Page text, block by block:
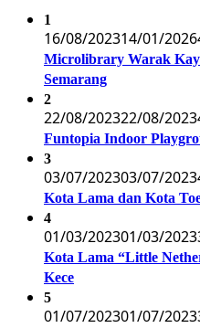
1
16/08/202314/01/2026
Microlibrary Warak
Semarang
2
22/08/202322/08/2023
Funtopia Indoor
3
03/07/202303/07/2023
Kota Lama dan Kota
4
01/03/202301/03/2023
Kota Lama “Little
Kece
5
01/07/202301/07/2023